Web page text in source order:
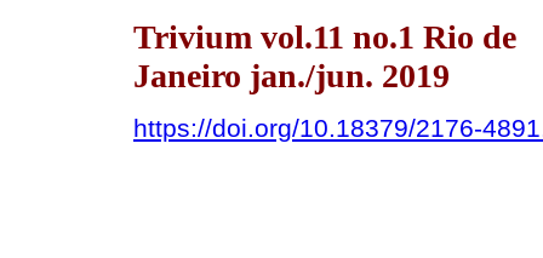
Trivium vol.11 no.1 Rio de
Janeiro jan./jun. 2019
https://doi.org/10.18379/2176-